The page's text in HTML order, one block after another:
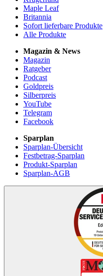
Maple Leaf
Britannia
Sofort lieferbare Produkte
Alle Produkte
Magazin & News
Magazin
Ratgeber
Podcast
Goldpreis
Silberpreis
YouTube
Telegram
Facebook
Sparplan
Sparplan-Übersicht
Festbetrag-Sparplan
Produkt-Sparplan
Sparplan-AGB